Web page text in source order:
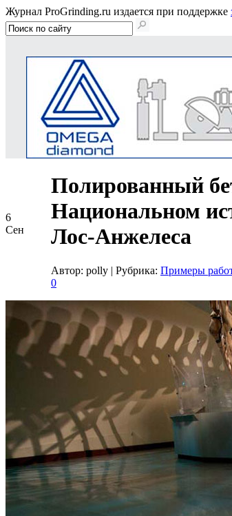
Журнал ProGrinding.ru издается при поддержке
6
Сен
Полированный
Национальном
Лос-Анжелеса
Автор: polly | Рубрика: Примеры
0